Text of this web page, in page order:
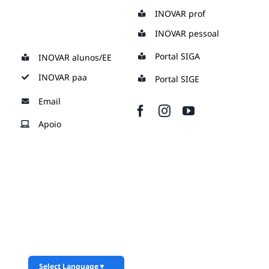
content
INOVAR prof
INOVAR pessoal
INOVAR alunos/EE
INOVAR paa
Portal SIGA
Portal SIGE
Email
Apoio
Select Language▼